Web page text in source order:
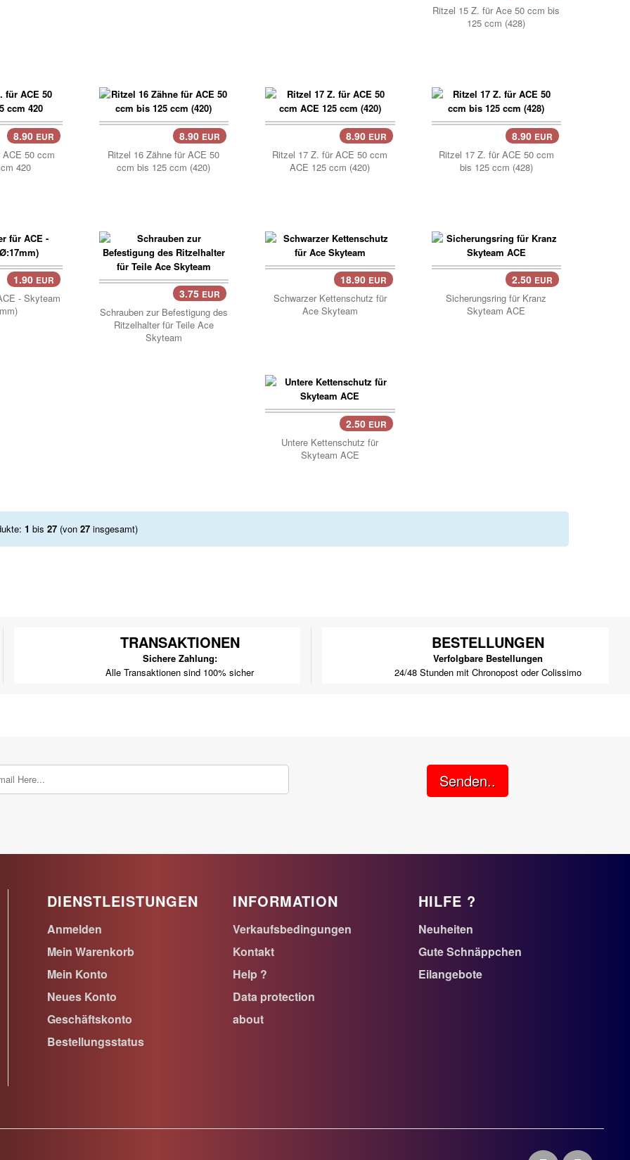
Ritzel 15 Z. für Ace 50 ccm bis
125 ccm (428)
8.90 EUR
50 ccm
420
8.90 EUR
Ritzel 16 Zähne für ACE 50
ccm bis 125 ccm (420)
8.90 EUR
Ritzel 17 Z. für ACE 50 ccm
ACE 125 ccm (420)
8.90 EUR
Ritzel 17 Z. für ACE 50 ccm
bis 125 ccm (428)
1.90 EUR
- Skyteam
3.75 EUR
Schrauben zur Befestigung des
Ritzelhalter für Teile Ace
Skyteam
18.90 EUR
Schwarzer Kettenschutz für
Ace Skyteam
2.50 EUR
Sicherungsring für Kranz
Skyteam ACE
2.50 EUR
Untere Kettenschutz für
Skyteam ACE
1 bis 27 (von 27 insgesamt)
TRANSAKTIONEN
Sichere Zahlung:
Alle Transaktionen sind 100% sicher
BESTELLUNGEN
Verfolgbare Bestellungen
24/48 Stunden mit Chronopost oder Colissimo
Senden..
DIENSTLEISTUNGEN
Anmelden
Mein Warenkorb
Mein Konto
Neues Konto
Geschäftskonto
Bestellungsstatus
INFORMATION
Verkaufsbedingungen
Kontakt
Help ?
Data protection
about
HILFE ?
Neuheiten
Gute Schnäppchen
Eilangebote